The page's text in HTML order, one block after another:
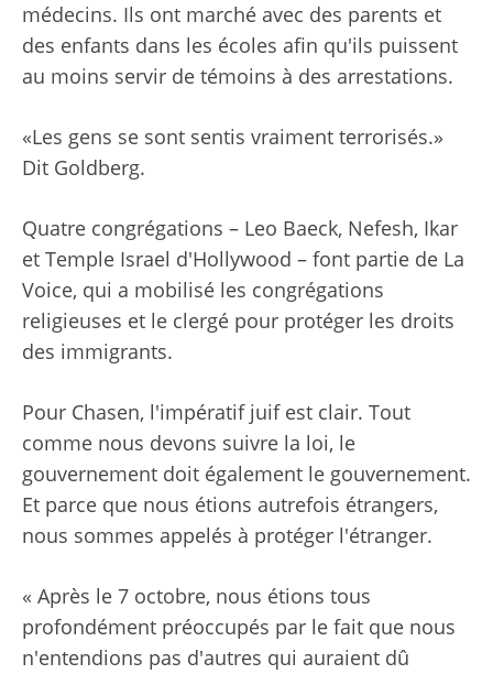
médecins. Ils ont marché avec des parents et
des enfants dans les écoles afin qu'ils puissent
au moins servir de témoins à des arrestations.
«Les gens se sont sentis vraiment terrorisés.»
Dit Goldberg.
Quatre congrégations – Leo Baeck, Nefesh, Ikar
et Temple Israel d'Hollywood – font partie de La
Voice, qui a mobilisé les congrégations
religieuses et le clergé pour protéger les droits
des immigrants.
Pour Chasen, l'impératif juif est clair. Tout
comme nous devons suivre la loi, le
gouvernement doit également le gouvernement.
Et parce que nous étions autrefois étrangers,
nous sommes appelés à protéger l'étranger.
« Après le 7 octobre, nous étions tous
profondément préoccupés par le fait que nous
n'entendions pas d'autres qui auraient dû